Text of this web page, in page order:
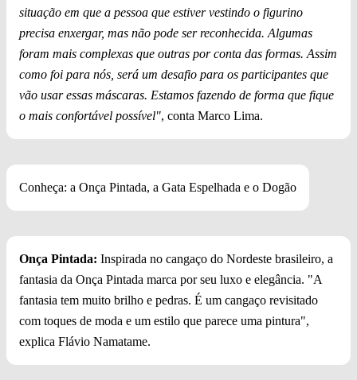
situação em que a pessoa que estiver vestindo o figurino
precisa enxergar, mas não pode ser reconhecida. Algumas
foram mais complexas que outras por conta das formas. Assim
como foi para nós, será um desafio para os participantes que
vão usar essas máscaras. Estamos fazendo de forma que fique
o mais confortável possível", conta Marco Lima.
Conheça: a Onça Pintada, a Gata Espelhada e o Dogão
Onça Pintada: Inspirada no cangaço do Nordeste brasileiro, a
fantasia da Onça Pintada marca por seu luxo e elegância. "A
fantasia tem muito brilho e pedras. É um cangaço revisitado
com toques de moda e um estilo que parece uma pintura",
explica Flávio Namatame.